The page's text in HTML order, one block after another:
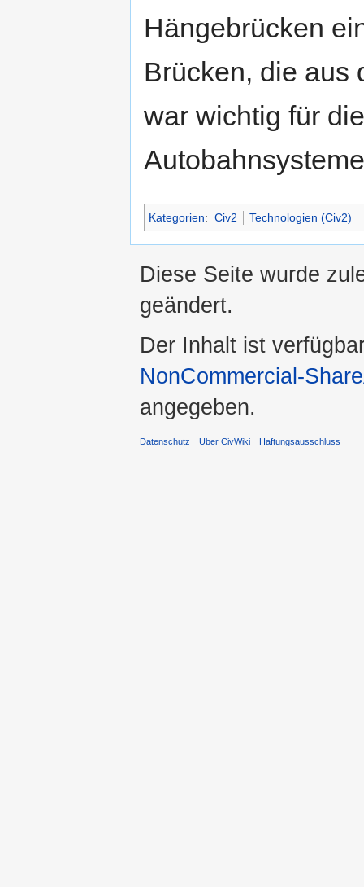
Hängebrücken
Brücken, die aus
war wichtig für
Kategorien: Civ2 Technologien (Civ2)
Diese Seite wurde
geändert.
Der Inhalt ist
NonCommercial-
angegeben.
Datenschutz Über CivWiki Haftungsausschluss